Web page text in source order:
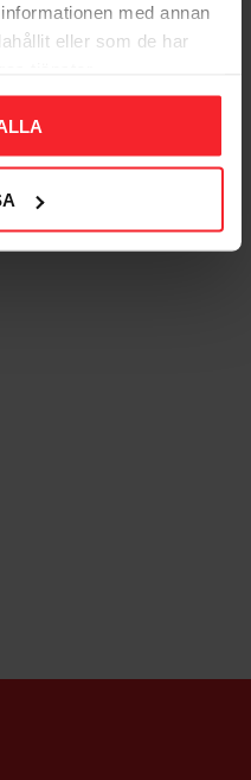
med annan
eller som de har
favorit